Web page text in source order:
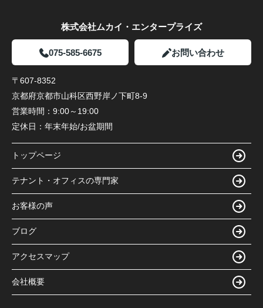
株式会社ムカイ・エンタープライズ
075-585-6675 お問い合わせ
〒607-8352
京都府京都市山科区西野岸ノ下町8-9
営業時間： 9:00～19:00
定休日： 年末年始/お盆期間
トップページ
テナント・オフィスの専門家
お客様の声
ブログ
アクセスマップ
会社概要